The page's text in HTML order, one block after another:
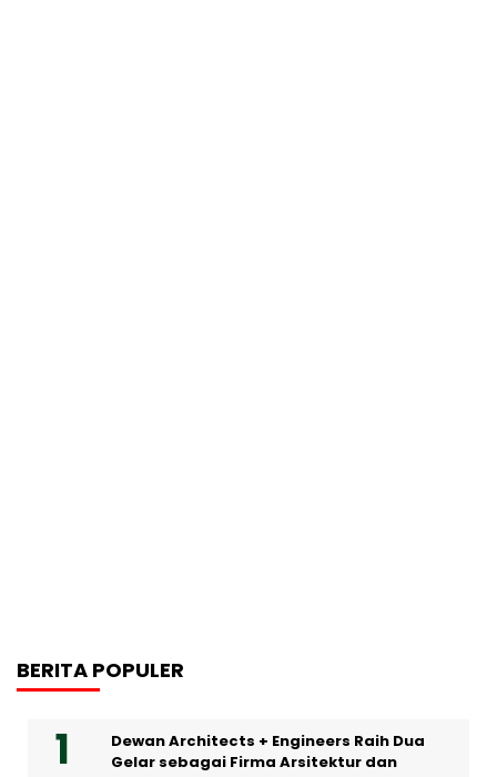
BERITA POPULER
Dewan Architects + Engineers Raih Dua
Gelar sebagai Firma Arsitektur dan